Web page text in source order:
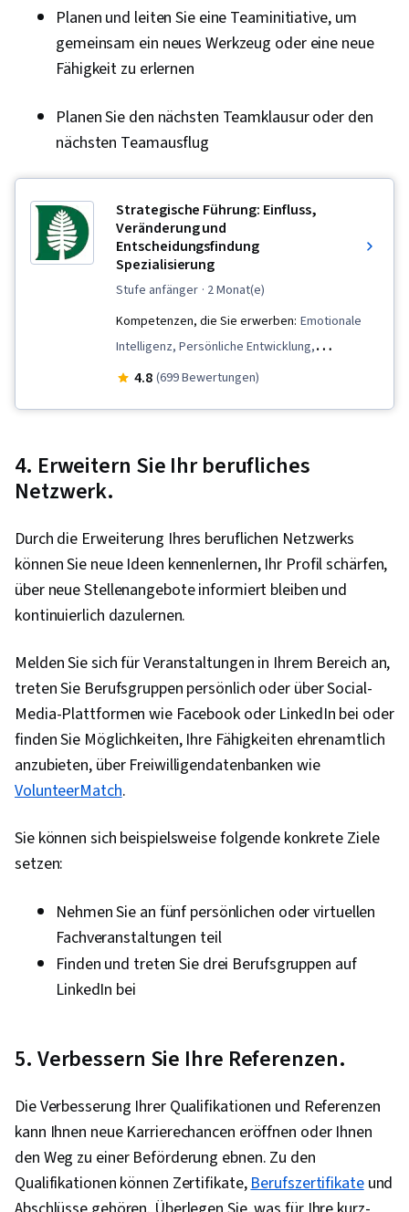
Struktur, Organisatorische Strategie,
Typografie, Gestaltungselemente und -
prinzipien, Design-Strategien, Farbenlehre,
Adobe Photoshop, Grafik-Software, Kreatives
Design, Design Bewertungen
Planen und leiten Sie eine Teaminitiative, um
gemeinsam ein neues Werkzeug oder eine neue
Fähigkeit zu erlernen
Planen Sie den nächsten Teamklausur oder den
nächsten Teamausflug
Strategische Führung: Einfluss,
Veränderung und
Entscheidungsfindung
Spezialisierung
stufe anfänger · 2 Monat(e)
Kompetenzen, die Sie erwerben: Emotionale
Intelligenz, Persönliche Entwicklung,
Zusammenarbeit, Neugierde, Talent
Führung in der Wirtschaft, Zwischenmenschliche
Führungsqualitäten, Selbst-Bewusstsein,
Führung und Management, Kritisches Denken,
Innovation, Professionelle Netzwerkarbeit,
Organisatorische Führung, Beeinflussung,
Teambildung, Talentakquise,
Wachstumsstrategien, Unternehmertum,
Engagement fördern, Talent Sourcing,
Personalmanagement, Entwicklung der
Arbeitskräfte, Motivationsfähigkeiten,
von Hindernissen, Problemlösung, Behaviorale
Änderungsmanagement, Unabhängiges Denken,
Wachstumsorientiertheit, Produktivität,
Courage, Lebenslanges Lernen, Strategische
Entscheidungsfindung, Ethische Standards und
Unternehmensstrategie, Arbeits- und
Wandel, Rechenschaftspflicht, Strategisches
Denken, Organisatorische Effektivität
4.8 (699 Bewertungen)
4. Erweitern Sie Ihr berufliches
Netzwerk.
Durch die Erweiterung Ihres beruflichen Netzwerks
können Sie neue Ideen kennenlernen, Ihr Profil schärfen,
über neue Stellenangebote informiert bleiben und
kontinuierlich dazulernen.
Melden Sie sich für Veranstaltungen in Ihrem Bereich an,
treten Sie Berufsgruppen persönlich oder über Social-
Media-Plattformen wie Facebook oder LinkedIn bei oder
finden Sie Möglichkeiten, Ihre Fähigkeiten ehrenamtlich
anzubieten, über Freiwilligendatenbanken wie
VolunteerMatch.
Sie können sich beispielsweise folgende konkrete Ziele
setzen:
Nehmen Sie an fünf persönlichen oder virtuellen
Fachveranstaltungen teil
Finden und treten Sie drei Berufsgruppen auf
LinkedIn bei
5. Verbessern Sie Ihre Referenzen.
Die Verbesserung Ihrer Qualifikationen und Referenzen
kann Ihnen neue Karrierechancen eröffnen oder Ihnen
den Weg zu einer Beförderung ebnen. Zu den
Qualifikationen können Zertifikate,Berufszertifikateund